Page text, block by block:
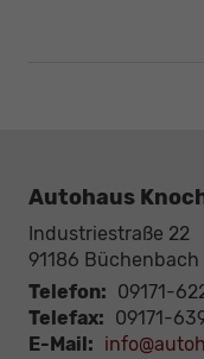
Autohaus
Industriestraße 22
91186 Büchenbach
Telefon: 09171-
Telefax: 09171-
E-Mail: